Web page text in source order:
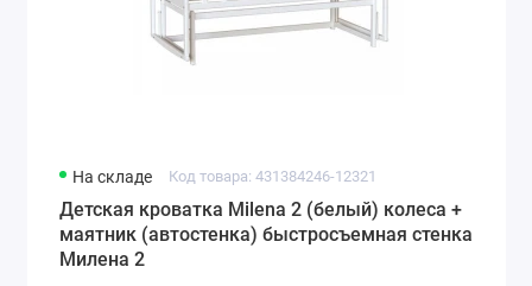
На складе Код товара: 431384246-12321
Детская кроватка Milena 2 (белый) колеса +
маятник (автостенка) быстросъемная стенка
Милена 2